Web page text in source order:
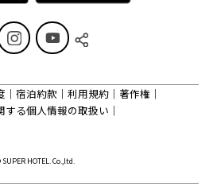
宿泊約款 利用規約
著作権
する個人情報の取扱い
HOTEL. Co.,ltd.